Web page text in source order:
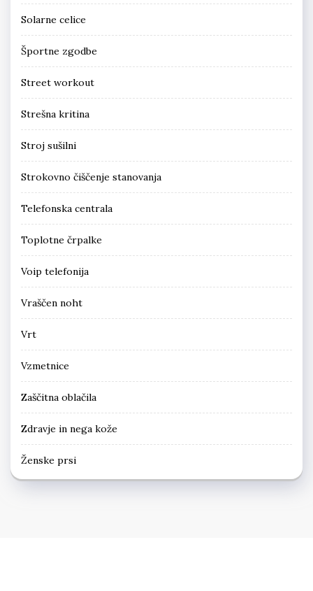
Solarne celice
Športne zgodbe
Street workout
Strešna kritina
Stroj sušilni
Strokovno čiščenje stanovanja
Telefonska centrala
Toplotne črpalke
Voip telefonija
Vraščen noht
Vrt
Vzmetnice
Zaščitna oblačila
Zdravje in nega kože
Ženske prsi